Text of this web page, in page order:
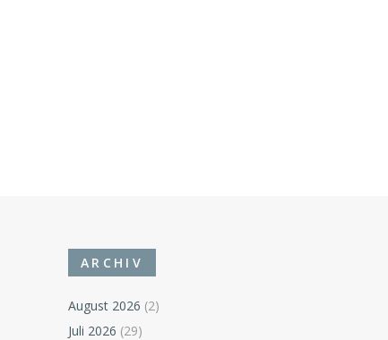
ARCHIV
August 2026 (2)
Juli 2026 (29)